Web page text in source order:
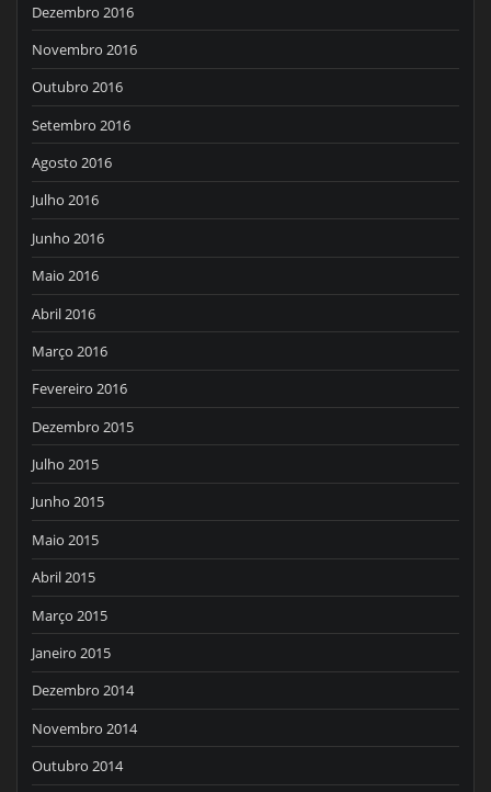
Dezembro 2016
Novembro 2016
Outubro 2016
Setembro 2016
Agosto 2016
Julho 2016
Junho 2016
Maio 2016
Abril 2016
Março 2016
Fevereiro 2016
Dezembro 2015
Julho 2015
Junho 2015
Maio 2015
Abril 2015
Março 2015
Janeiro 2015
Dezembro 2014
Novembro 2014
Outubro 2014